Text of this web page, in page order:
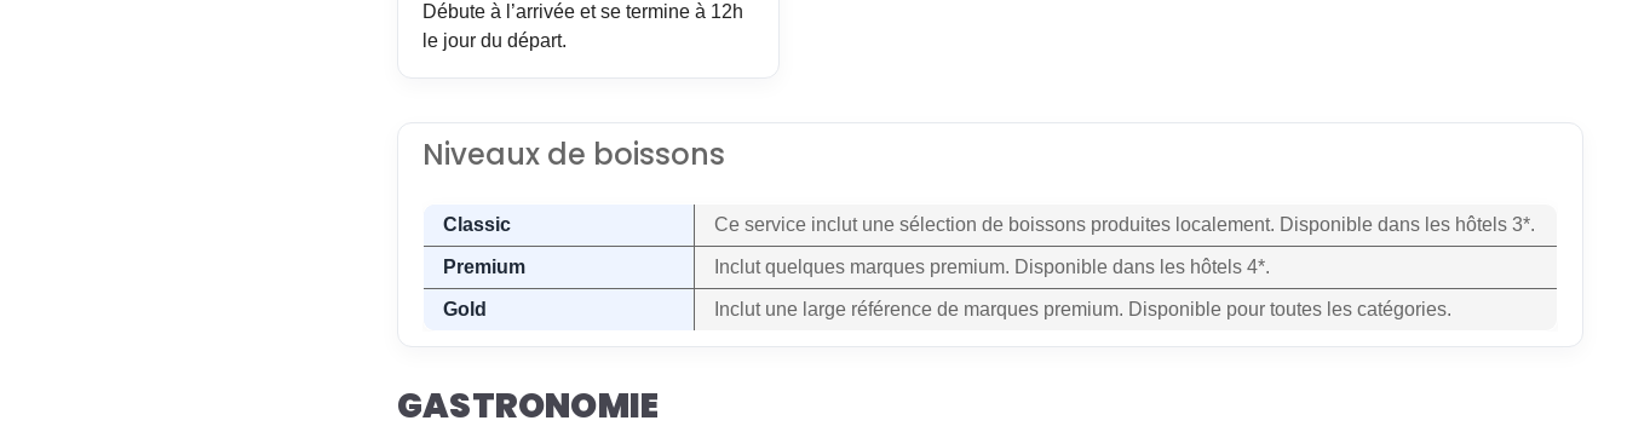
Débute à l’arrivée et se termine à 12h
le jour du départ.
Niveaux de boissons
Classic Ce service inclut une sélection de boissons produites localement. Disponible dans les hôtels 3*.
Premium Inclut quelques marques premium. Disponible dans les hôtels 4*.
Gold Inclut une large référence de marques premium. Disponible pour toutes les catégories.
GASTRONOMIE